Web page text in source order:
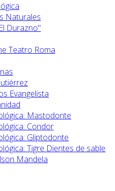
Naturales
Durazno"
Teatro Roma
Evangelista
Mastodonte
Condor
Gliptodonte
Tigre Dientes de sable
Mandela